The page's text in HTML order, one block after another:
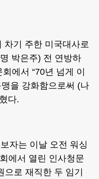
차기 주한 미국대사로
박은주) 전 연방하
에서 “70년 넘게 이
을 강화함으로써 (나
다.
자는 이날 오전 워싱
에서 열린 인사청문
으로 재직한 두 임기